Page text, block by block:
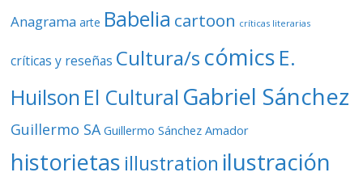
Anagrama arte Babelia cartoon críticas literarias
críticas y reseñas Cultura/s cómics E.
Huilson El Cultural Gabriel Sánchez
Guillermo SA Guillermo Sánchez Amador
historietas illustration ilustración